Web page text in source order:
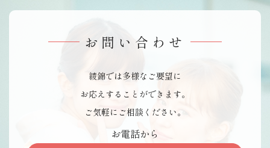
お問い合わせ
綾錦では多様なご要望に
お応えすることができます。
ご気軽にご相談ください。
お 電 話 か ら